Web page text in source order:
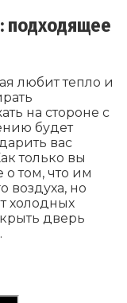
подходящее
любит тепло и
на стороне с
будет
вас
только вы
о том, что им
воздуха, но
холодных
дверь